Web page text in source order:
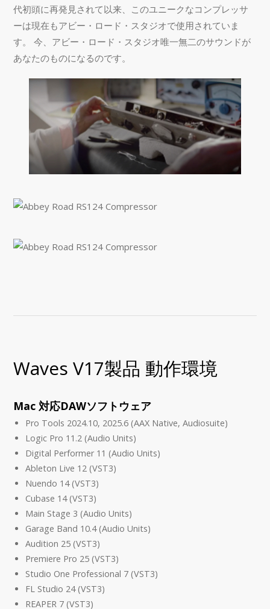
代初頭に再発見されて以来、このユニークなコンプレッサ
ーは現在もアビー・ロード・スタジオで使用されていま
す。 今、アビー・ロード・スタジオ唯一無二のサウンドが
あなたのものになるのです。
Waves V17製品 動作環境
Mac 対応DAWソフトウェア
Pro Tools 2024.10, 2025.6 (AAX Native, Audiosuite)
Logic Pro 11.2 (Audio Units)
Digital Performer 11 (Audio Units)
Ableton Live 12 (VST3)
Nuendo 14 (VST3)
Cubase 14 (VST3)
Main Stage 3 (Audio Units)
Garage Band 10.4 (Audio Units)
Audition 25 (VST3)
Premiere Pro 25 (VST3)
Studio One Professional 7 (VST3)
FL Studio 24 (VST3)
REAPER 7 (VST3)